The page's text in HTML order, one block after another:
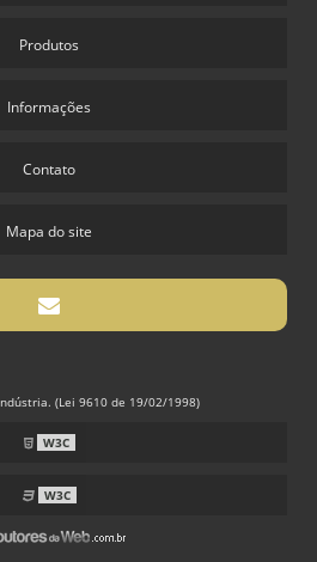
Produtos
Informações
Contato
Mapa do site
(Lei 9610 de 19/02/1998)
W3C
W3C